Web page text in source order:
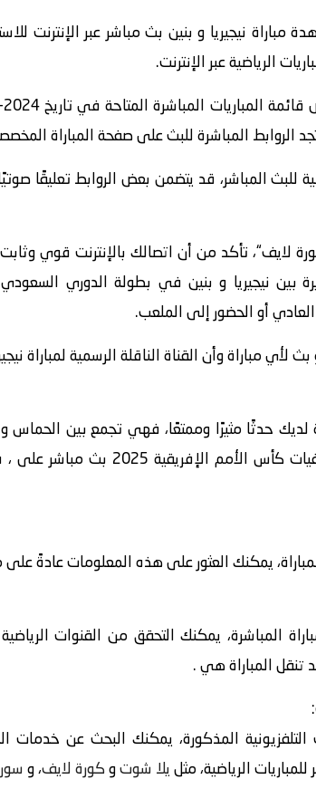
نيجيريا و بنين بث مباشر عبر الإنترنت
الرياضية عبر الإنترنت.
للبث المباشر، قد يتضمن بعض الروابط تعليقًا
لايف“، تأكد من أن اتصالك بالإنترنت قوي
لأي مباراة وأن القناة الناقلة الرسمية لمباراة
لديك حدثًا مثيرًا وممتعًا، فهي تجمع بين
نيجيريا ضد بنين المقامة في
يمكنك العثور على هذه المعلومات عادةً على
المباشرة، يمكنك التحقق من القنوات
تنقل المباراة هي .
المذكورة، يمكنك البحث عن خدمات
الرياضية، مثليلا شوتوكورة لايف، و